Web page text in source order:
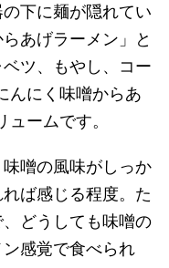
下に麺が隠れてい
あげラーメン」と
ツ、もやし、コー
んにく味噌からあ
ームです。
噌の風味がしっか
ば感じる程度。た
どうしても味噌の
感覚で食べられ